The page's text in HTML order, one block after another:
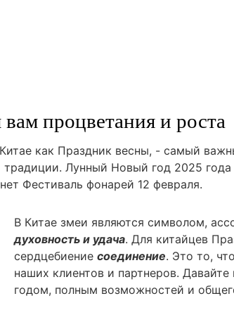
процветания и роста
как Праздник весны, - самый
Лунный Новый год 2025 года
Фестиваль фонарей 12 февраля.
В Китае змеи являются символом,
духовность и удача. Для китайцев
сердцебиениесоединение. Это то,
наших клиентов и партнеров.
годом, полным возможностей и